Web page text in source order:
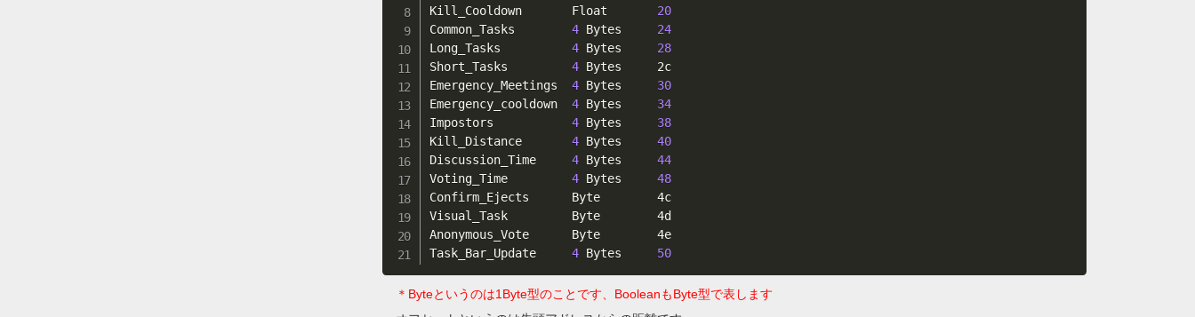
Kill_Cooldown       Float 20
Common_Tasks 4 Bytes 24
Long_Tasks 4 Bytes 28
Short_Tasks 4 Bytes     2c
Emergency_Meetings 4 Bytes 30
Emergency_cooldown 4 Bytes 34
Impostors 4 Bytes 38
Kill_Distance 4 Bytes 40
Discussion_Time 4 Bytes 44
Voting_Time 4 Bytes 48
Confirm_Ejects      Byte        4c
Visual_Task         Byte        4d
Anonymous_Vote      Byte        4e
Task_Bar_Update 4 Bytes 50
＊Byteというのは1Byte型のことです、BooleanもByte型で表します